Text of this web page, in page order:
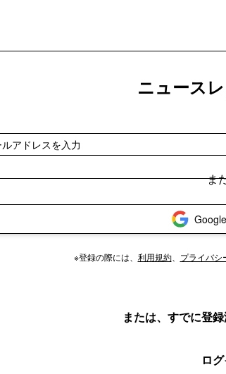
ニュース
※登録の際には、 利用規約、 プライバシ
または、すでに登
ロ